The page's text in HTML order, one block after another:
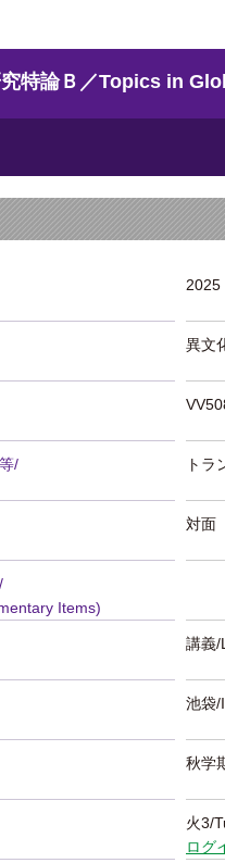
究特論Ｂ／Topics in
2025
異文
/
トラ
対面
Items)
講義/
池袋/
秋学
火3/
ログ